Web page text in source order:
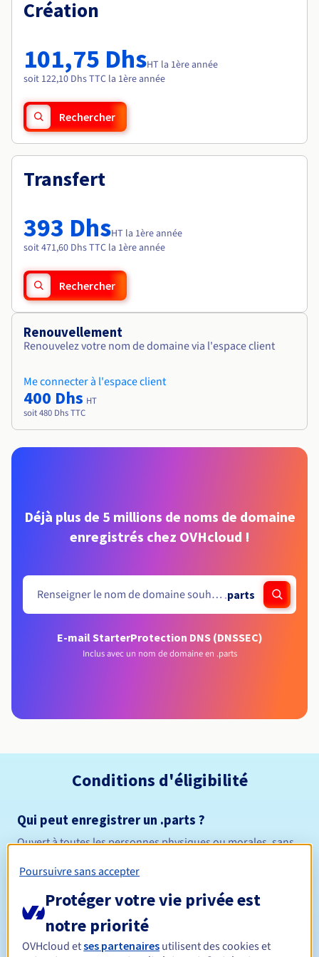
Tarifs
Roadmap & Changelog
Roadmap & Changelog
Création
101,75 DhsHT la 1ère année
soit 122,10 Dhs TTC la 1ère année
Rechercher
Transfert
393 DhsHT la 1ère année
soit 471,60 Dhs TTC la 1ère année
Rechercher
Renouvellement
Renouvelez votre nom de domaine via l'espace client
Me connecter à l'espace client
400 Dhs HT
soit 480 Dhs TTC
Déjà plus de 5 millions de noms de domaine
enregistrés chez OVHcloud !
.parts
E-mail StarterProtection DNS (DNSSEC)
Inclus avec un nom de domaine en .parts
Conditions d'éligibilité
Qui peut enregistrer un .parts ?
Ouvert à toutes les personnes physiques ou morales, sans
Durée de réservation
Poursuivre sans accepter
Protéger votre vie privée est
notre priorité
OVHcloud etses partenaires utilisent des cookies et